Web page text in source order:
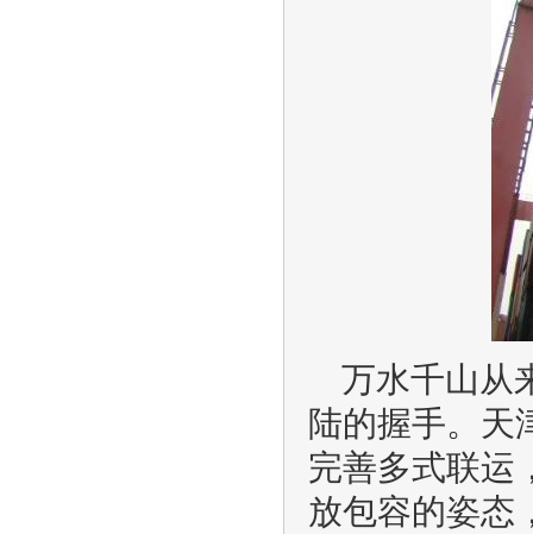
万水千山从
陆的握手。天
完善多式联运
放包容的姿态